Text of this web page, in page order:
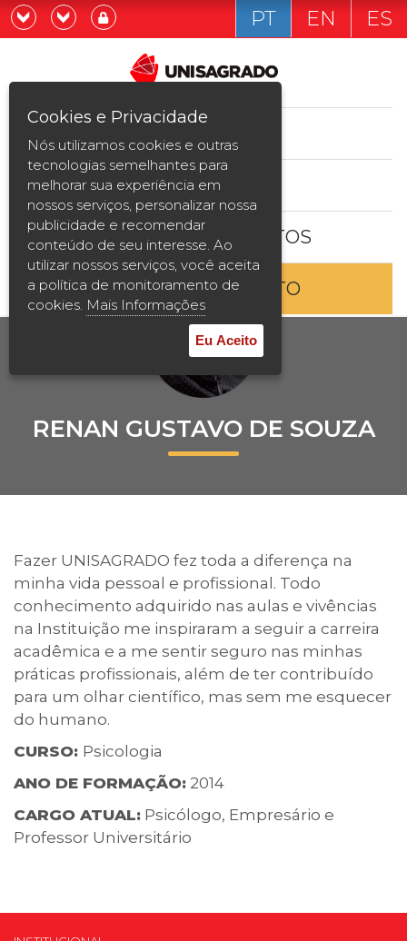
Graduação
Pós-graduação e MBA
Curta Duração
Vestibular
2ª Graduação
Transferência
Reingresso
Prouni
Contatos
Calendário acadêmico
Internacionalização
UATI
Já sou estudande
Quero ser estudante
PT EN ES
ESTUDE AQUI
BOLSAS E DESCONTOS
ENTRE EM CONTATO
RENAN GUSTAVO DE SOUZA
Fazer UNISAGRADO fez toda a diferença na
minha vida pessoal e profissional. Todo
conhecimento adquirido nas aulas e vivências
na Instituição me inspiraram a seguir a carreira
acadêmica e a me sentir seguro nas minhas
práticas profissionais, além de ter contribuído
para um olhar científico, mas sem me esquecer
do humano.
CURSO: Psicologia
ANO DE FORMAÇÃO: 2014
CARGO ATUAL: Psicólogo, Empresário e
Professor Universitário
Cookies e Privacidade
Nós utilizamos cookies e outras
tecnologias semelhantes para
melhorar sua experiência em
nossos serviços, personalizar nossa
publicidade e recomendar
conteúdo de seu interesse. Ao
utilizar nossos serviços, você aceita
a política de monitoramento de
cookies. Mais Informações
Eu Aceito